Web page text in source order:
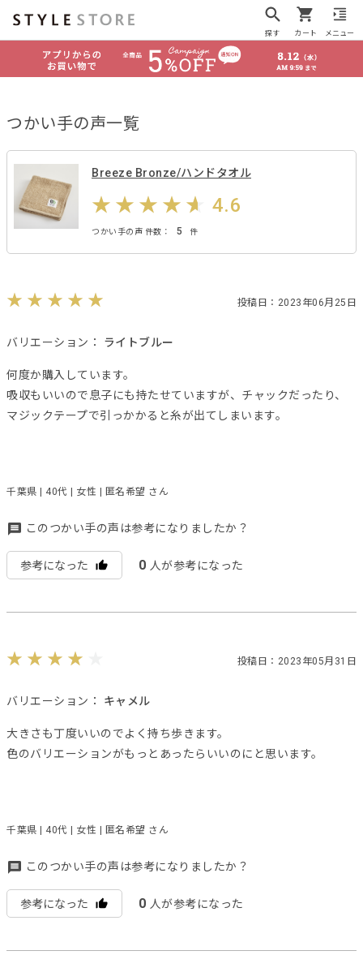
探す カート メニュー
つかい手の声一覧
Breeze Bronze/ハンドタオル
4.6
つかい手の声 件数： 5 件
投稿日：2023年06月25日
バリエーション： ライトブルー
何度か購入しています。
吸収もいいので息子にも持たせていますが、チャックだったり、
マジックテープで引っかかると糸が出てしまいます。
千葉県 | 40代 | 女性 | 匿名希望 さん
このつかい手の声は参考になりましたか？
参考になった 0 人が参考になった
投稿日：2023年05月31日
バリエーション： キャメル
大きさも丁度いいのでよく持ち歩きます。
色のバリエーションがもっとあったらいいのにと思います。
千葉県 | 40代 | 女性 | 匿名希望 さん
このつかい手の声は参考になりましたか？
参考になった 0 人が参考になった